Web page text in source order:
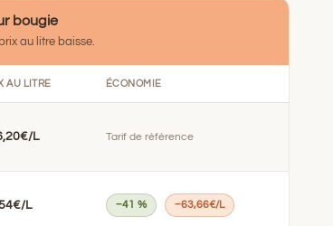
bougie
au litre baisse.
AU LITRE ÉCONOMIE
L Tarif de référence
L −41 % −63,66€/L